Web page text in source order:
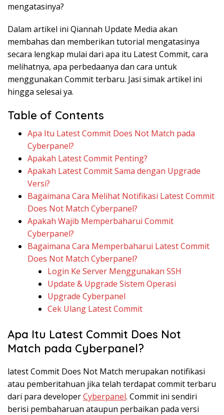
mengatasinya?
Dalam artikel ini Qiannah Update Media akan
membahas dan memberikan tutorial mengatasinya
secara lengkap mulai dari apa itu Latest Commit, cara
melihatnya, apa perbedaanya dan cara untuk
menggunakan Commit terbaru. Jasi simak artikel ini
hingga selesai ya.
Table of Contents
Apa Itu Latest Commit Does Not Match pada
Cyberpanel?
Apakah Latest Commit Penting?
Apakah Latest Commit Sama dengan Upgrade
Versi?
Bagaimana Cara Melihat Notifikasi Latest Commit
Does Not Match Cyberpanel?
Apakah Wajib Memperbaharui Commit
Cyberpanel?
Bagaimana Cara Memperbaharui Latest Commit
Does Not Match Cyberpanel?
Login Ke Server Menggunakan SSH
Update & Upgrade Sistem Operasi
Upgrade Cyberpanel
Cek Ulang Latest Commit
Apa Itu Latest Commit Does Not
Match pada Cyberpanel?
latest Commit Does Not Match merupakan notifikasi
atau pemberitahuan jika telah terdapat commit terbaru
dari para developerCyberpanel. Commit ini sendiri
berisi pembaharuan ataupun perbaikan pada versi